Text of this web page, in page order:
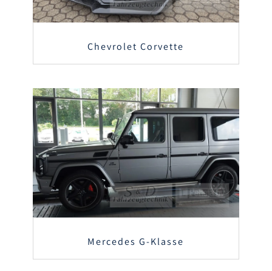
Chevrolet Corvette
Mercedes G-Klasse